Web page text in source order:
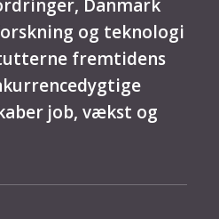
Danmark
og teknologi
fremtidens
job, vækst og